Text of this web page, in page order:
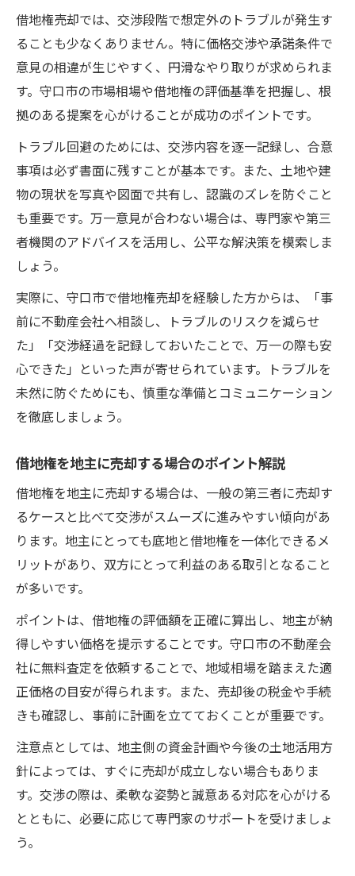
借地権売却では、交渉段階で想定外のトラブルが発生す
ることも少なくありません。特に価格交渉や承諾条件で
意見の相違が生じやすく、円滑なやり取りが求められま
す。守口市の市場相場や借地権の評価基準を把握し、根
拠のある提案を心がけることが成功のポイントです。
トラブル回避のためには、交渉内容を逐一記録し、合意
事項は必ず書面に残すことが基本です。また、土地や建
物の現状を写真や図面で共有し、認識のズレを防ぐこと
も重要です。万一意見が合わない場合は、専門家や第三
者機関のアドバイスを活用し、公平な解決策を模索しま
しょう。
実際に、守口市で借地権売却を経験した方からは、「事
前に不動産会社へ相談し、トラブルのリスクを減らせ
た」「交渉経過を記録しておいたことで、万一の際も安
心できた」といった声が寄せられています。トラブルを
未然に防ぐためにも、慎重な準備とコミュニケーション
を徹底しましょう。
借地権を地主に売却する場合のポイント解説
借地権を地主に売却する場合は、一般の第三者に売却す
るケースと比べて交渉がスムーズに進みやすい傾向があ
ります。地主にとっても底地と借地権を一体化できるメ
リットがあり、双方にとって利益のある取引となること
が多いです。
ポイントは、借地権の評価額を正確に算出し、地主が納
得しやすい価格を提示することです。守口市の不動産会
社に無料査定を依頼することで、地域相場を踏まえた適
正価格の目安が得られます。また、売却後の税金や手続
きも確認し、事前に計画を立てておくことが重要です。
注意点としては、地主側の資金計画や今後の土地活用方
針によっては、すぐに売却が成立しない場合もありま
す。交渉の際は、柔軟な姿勢と誠意ある対応を心がける
とともに、必要に応じて専門家のサポートを受けましょ
う。